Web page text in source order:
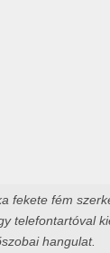
fekete fém
telefontartóval
hangulat.